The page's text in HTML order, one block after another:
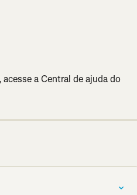
a Central de ajuda do